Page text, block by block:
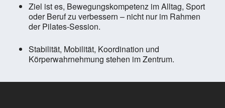
Ziel ist es, Bewegungskompetenz im Alltag, Sport
oder Beruf zu verbessern – nicht nur im Rahmen
der Pilates-Session.
Stabilität, Mobilität, Koordination und
Körperwahrnehmung stehen im Zentrum.